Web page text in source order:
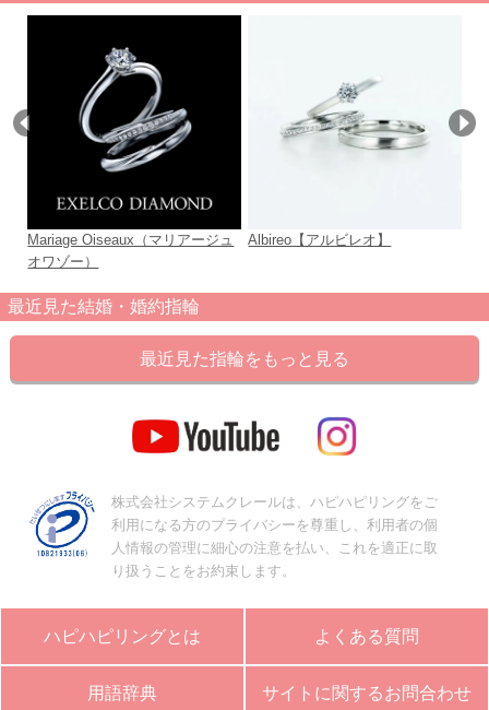
Mariage Oiseaux（マリアージュ
オワゾー）
Albireo【アルビレオ】
最近見た結婚・婚約指輪
最近見た指輪をもっと見る
株式会社システムクレールは、ハピハピリングをご
利用になる方のプライバシーを尊重し、利用者の個
人情報の管理に細心の注意を払い、これを適正に取
り扱うことをお約束します。
ハピハピリングとは よくある質問
用語辞典 サイトに関するお問合わせ